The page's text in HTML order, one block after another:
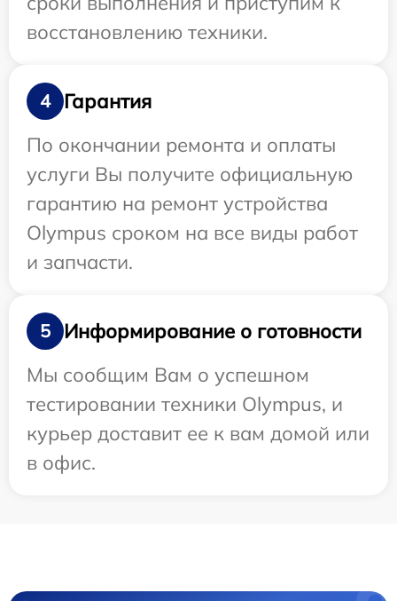
восстановлению техники.
4
Гарантия
По окончании ремонта и оплаты
услуги Вы получите официальную
гарантию на ремонт устройства
Olympus сроком на все виды работ
и запчасти.
5
Информирование о готовности
Мы сообщим Вам о успешном
тестировании техники Olympus, и
курьер доставит ее к вам домой или
в офис.